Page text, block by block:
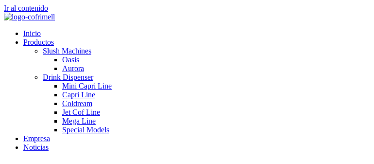
Ir al contenido
Inicio
Productos
Slush Machines
Oasis
Aurora
Drink Dispenser
Mini Capri Line
Capri Line
Coldream
Jet Cof Line
Mega Line
Special Models
Empresa
Noticias